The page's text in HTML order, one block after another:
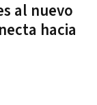
al nuevo
hacia